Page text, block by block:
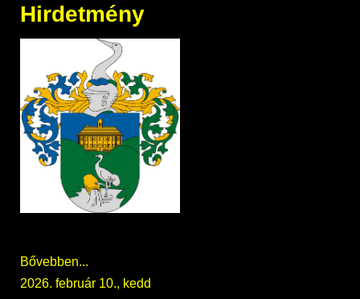
Hirdetmény
Bővebben...
2026. február 10., kedd